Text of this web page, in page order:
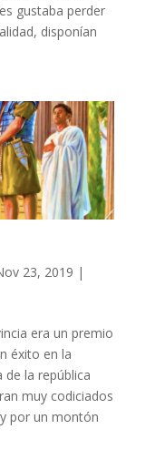
gustaba perder
disponían
23, 2019 |
era un premio
éxito en la
la república
muy codiciados
por un montón